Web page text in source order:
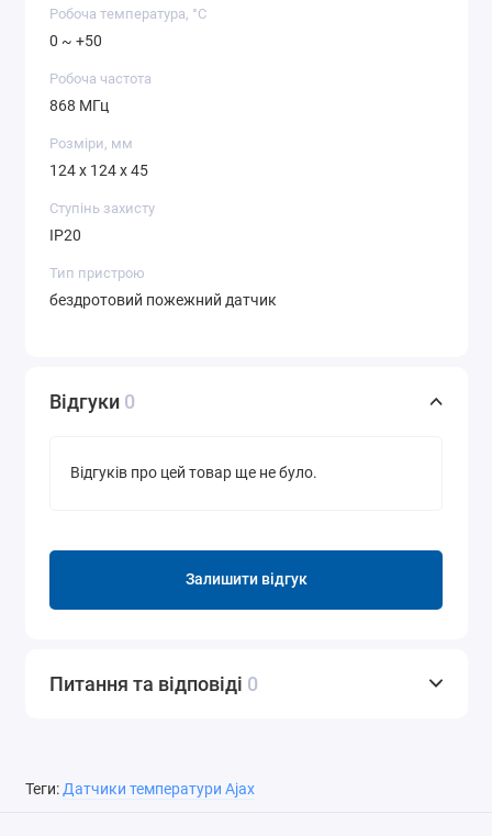
Робоча температура, °C
0 ~ +50
Робоча частота
868 МГц
Розміри, мм
124 x 124 x 45
Ступінь захисту
IP20
Тип пристрою
бездротовий пожежний датчик
Відгуки 0
Відгуків про цей товар ще не було.
Залишити відгук
Питання та відповіді 0
Теги:Датчики температури Ajax